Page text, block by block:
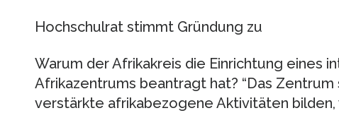
Hochschulrat stimmt Gründung zu
Warum der Afrikakreis die Einrichtung eines
Afrikazentrums beantragt hat? “Das
verstärkte afrikabezogene Aktivitäten